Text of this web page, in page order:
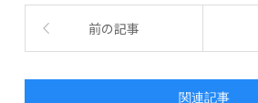
前の記事
関連記事